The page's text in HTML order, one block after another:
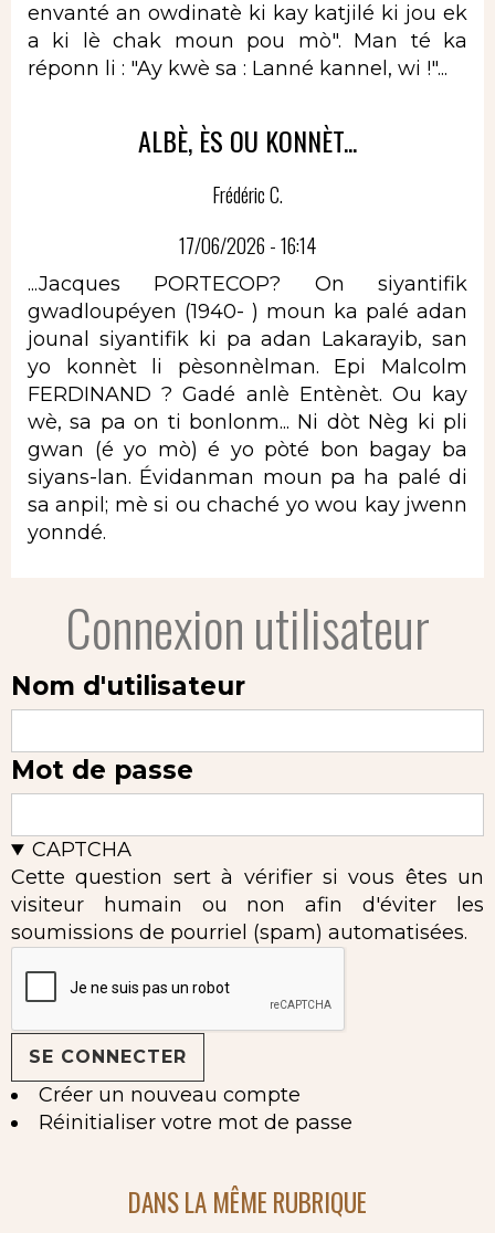
envanté an owdinatè ki kay katjilé ki jou ek
a ki lè chak moun pou mò". Man té ka
réponn li : "Ay kwè sa : Lanné kannel, wi !"...
ALBÈ, ÈS OU KONNÈT...
Frédéric C.
17/06/2026 - 16:14
...Jacques PORTECOP? On siyantifik
gwadloupéyen (1940- ) moun ka palé adan
jounal siyantifik ki pa adan Lakarayib, san
yo konnèt li pèsonnèlman. Epi Malcolm
FERDINAND ? Gadé anlè Entènèt. Ou kay
wè, sa pa on ti bonlonm... Ni dòt Nèg ki pli
gwan (é yo mò) é yo pòté bon bagay ba
siyans-lan. Évidanman moun pa ha palé di
sa anpil; mè si ou chaché yo wou kay jwenn
yonndé.
Connexion utilisateur
Nom d'utilisateur
Mot de passe
CAPTCHA
Cette question sert à vérifier si vous êtes un
visiteur humain ou non afin d'éviter les
soumissions de pourriel (spam) automatisées.
Créer un nouveau compte
Réinitialiser votre mot de passe
DANS LA MÊME RUBRIQUE